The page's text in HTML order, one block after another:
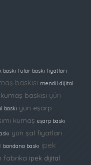
baskı fular baskı fiyatları
baskısı mendil dijital
baskısı yün
baskı yün eşarp
kumaş eşarp baskı
yün şal fiyatları
bandana baskı ipek
fabrika ipek dijital